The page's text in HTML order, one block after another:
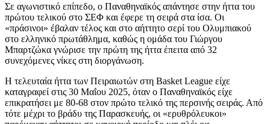
Σε αγωνιστικό επίπεδο, ο Παναθηναϊκός απάντησε στην ήττα του
πρώτου τελικού στο ΣΕΦ και έφερε τη σειρά στα ίσα. Οι
«πράσινοι» έβαλαν τέλος και στο αήττητο σερί του Ολυμπιακού
στο ελληνικό πρωτάθλημα, καθώς η ομάδα του Γιώργου
Μπαρτζώκα γνώρισε την πρώτη της ήττα έπειτα από 32
συνεχόμενες νίκες στη διοργάνωση.
Η τελευταία ήττα των Πειραιωτών στη Basket League είχε
καταγραφεί στις 30 Μαΐου 2025, όταν ο Παναθηναϊκός είχε
επικρατήσει με 80-68 στον πρώτο τελικό της περσινής σειράς. Από
τότε μέχρι το βράδυ της Παρασκευής, οι «ερυθρόλευκοι»